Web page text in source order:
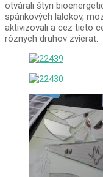
otvárali štyri
spánkových lalokov,
aktivizovali a cez tieto
rôznych druhov zvierat.